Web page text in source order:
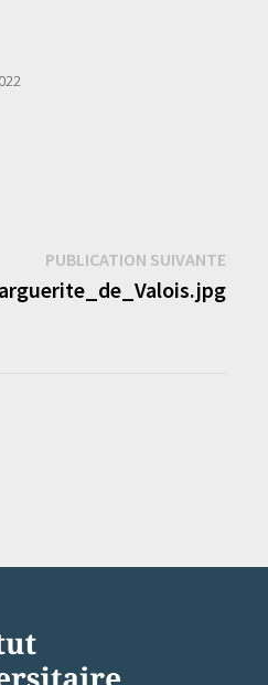
PUBLICATION SUIVANTE